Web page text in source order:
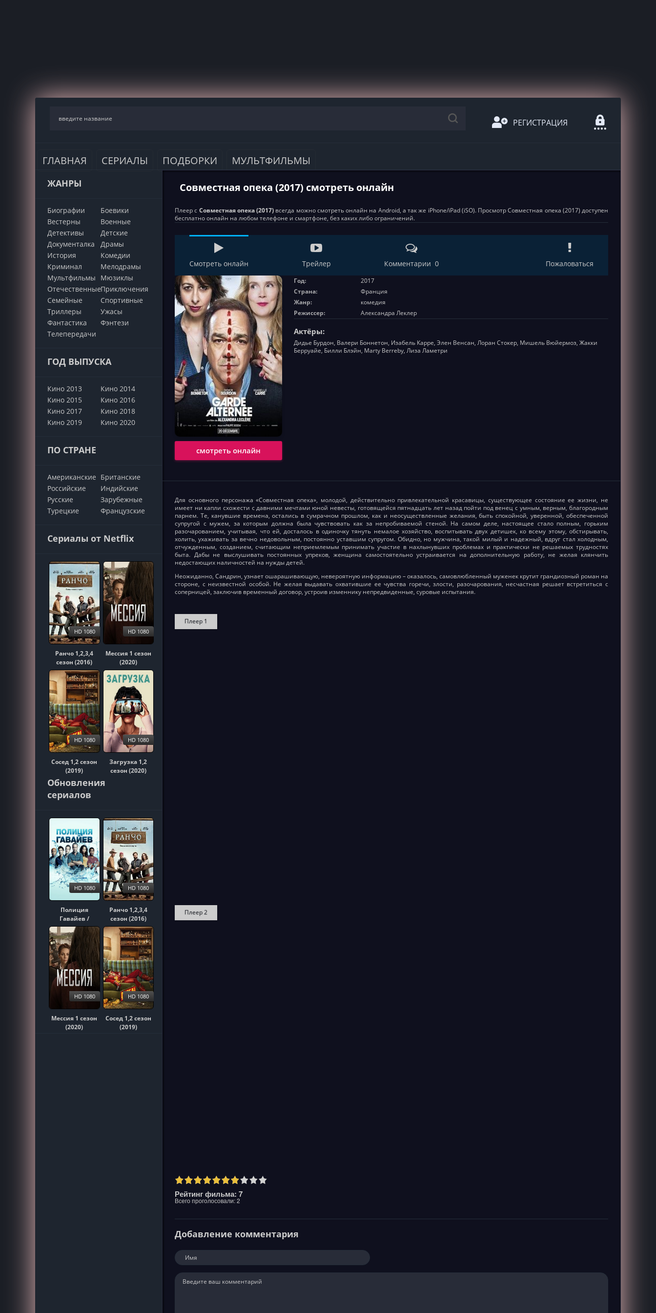
РЕГИСТРАЦИЯ
ГЛАВНАЯ СЕРИАЛЫ ПОДБОРКИ МУЛЬТФИЛЬМЫ
ЖАНРЫ
Биографии
Боевики
Вестерны
Военные
Детективы
Детские
Документалка
Драмы
История
Комедии
Криминал
Мелодрамы
Мультфильмы
Мюзиклы
ОтечественныеПриключения
Семейные
Cпортивные
Триллеры
Ужасы
Фантастика
Фэнтези
Телепередачи
ГОД ВЫПУСКА
Кино 2013
Кино 2014
Кино 2015
Кино 2016
Кино 2017
Кино 2018
Кино 2019
Кино 2020
ПО СТРАНЕ
Американские Британские
Российские
Индийские
Русские
Зарубежные
Турецкие
Французские
Сериалы от Netflix
Ранчо 1,2,3,4
сезон (2016)
HD 1080
Мессия 1 сезон
(2020)
HD 1080
Сосед 1,2 сезон
(2019)
HD 1080
Загрузка 1,2
сезон (2020)
HD 1080
Обновления
сериалов
Полиция
Гавайев /
Гавайи 5-0
1,2,3,4,5,6,7,8,9,10
сезон (2010)
HD 1080
Ранчо 1,2,3,4
сезон (2016)
HD 1080
Мессия 1 сезон
(2020)
HD 1080
Сосед 1,2 сезон
(2019)
HD 1080
Совместная опека (2017) смотреть онлайн
Плеер с Совместная опека (2017) всегда можно смотреть онлайн на Android, а так же iPhone/iPad (iSO). Просмотр Совместная опека (2017) доступен
бесплатно онлайн на любом телефоне и смартфоне, без каких либо ограничений.
Смотреть онлайн Трейлер Комментарии 0 Пожаловаться
смотреть онлайн
Год:
2017
Страна:
Франция
Жанр:
комедия
Режиссер:
Александра Леклер
Актёры:
Дидье Бурдон, Валери Боннетон, Изабель Карре, Элен Венсан, Лоран Стокер, Мишель Вюйермоз, Жакки
Берруайе, Билли Блэйн, Marty Berreby, Лиза Ламетри
Для основного персонажа «Совместная опека», молодой, действительно привлекательной красавицы, существующее состояние ее жизни, не
имеет ни капли схожести с давними мечтами юной невесты, готовящейся пятнадцать лет назад пойти под венец с умным, верным, благородным
парнем. Те, канувшие времена, остались в сумрачном прошлом, как и неосуществленные желания, быть спокойной, уверенной, обеспеченной
супругой с мужем, за которым должна была чувствовать как за непробиваемой стеной. На самом деле, настоящее стало полным, горьким
разочарованием, учитывая, что ей, досталось в одиночку тянуть немалое хозяйство, воспитывать двух детишек, ко всему этому, обстирывать,
холить, ухаживать за вечно недовольным, постоянно уставшим супругом. Обидно, но мужчина, такой милый и надежный, вдруг стал холодным,
отчужденным, созданием, считающим неприемлемым принимать участие в нахлынувших проблемах и практически не решаемых трудностях
быта. Дабы не выслушивать постоянных упреков, женщина самостоятельно устраивается на дополнительную работу, не желая клянчить
недостающих наличностей на нужды детей.
Неожиданно, Сандрин, узнает ошарашивающую, невероятную информацию – оказалось, самовлюбленный муженек крутит грандиозный роман на
стороне, с неизвестной особой. Не желая выдавать охватившие ее чувства горечи, злости, разочарования, несчастная решает встретиться с
соперницей, заключив временный договор, устроив изменнику непредвиденные, суровые испытания.
Плеер 1
Плеер 2
Рейтинг фильма: 7
Всего проголосовали:2
Добавление комментария